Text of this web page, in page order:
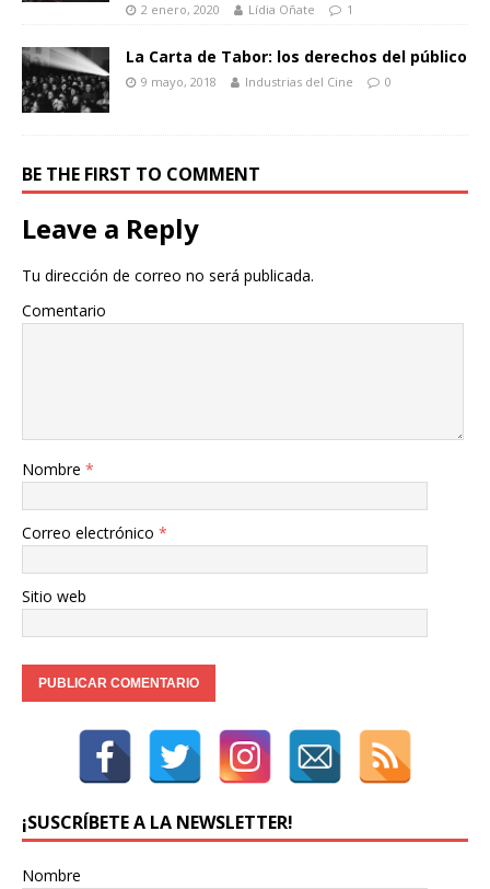
2 enero, 2020 Lídia Oñate 1
La Carta de Tabor: los derechos del público
9 mayo, 2018 Industrias del Cine 0
BE THE FIRST TO COMMENT
Leave a Reply
Tu dirección de correo no será publicada.
Comentario
Nombre *
Correo electrónico *
Sitio web
¡SUSCRÍBETE A LA NEWSLETTER!
Nombre